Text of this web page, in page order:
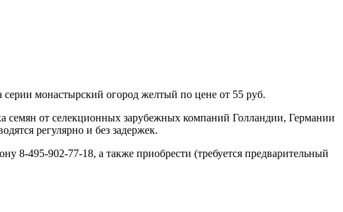
монастырский огород желтый по цене от 55 руб.
семян от селекционных зарубежных компаний Голландии, Германии
регулярно и без задержек.
8-495-902-77-18, а также приобрести (требуется предварительный